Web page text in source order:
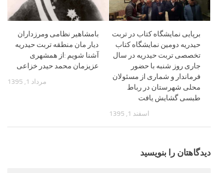
بامشاهیر نظامی ومرزداران
دیار مان منطقه تربت حیدریه
آشنا شویم :از همشهری
عزیزمان محمد حیدر خزاعی
مرداد 1, 1395
برپایی نمایشگاه کتاب در تربت
حیدریه دومین نمایشگاه کتاب
تخصصی تربت حیدریه در سال
جاری روز شنبه با حضور
فرماندار و شماری از مسئولان
محلی شهرستان در رباط
طبسی گشایش یافت
اسفند 1, 1395
دیدگاهتان را بنویسید